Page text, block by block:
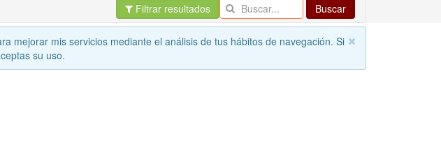
Filtrar resultados Buscar
mejorar mis servicios mediante el análisis de tus hábitos de navegación. Si
su uso.